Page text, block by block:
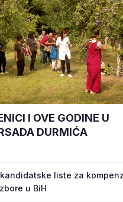
I OVE GODINE U
DURMIĆA
kandidatske liste za
u BiH